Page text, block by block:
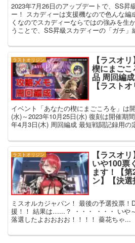
2023年7月26日のアップデートで、SS昇
ー！ スカディーは支援機なので色んな
くなのでスカディーならではの強みを生
うことで、SS昇級スカディーの「ガチ」
ラストオリジン 【ラスオ
楔にまご
品 周回編
【ラストオ
イベント「あなたの楔にまごころを」は
(水)～2023年10月25日(水) 復刻は開催期
年4月3日(木) 周回編成 最短戦闘記録用の
ラストオリジン 【ラスオ
いや100票
ます！【
ン】【決選
ミスオルカジャパン！ 最後の予選投票！
援！！ 結果は…...？ ・・・ ・・・ い
落選したよおおおお！！！！ 薔花ちゃ...